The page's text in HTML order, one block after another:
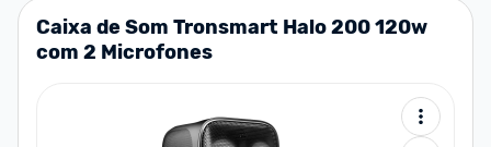
Caixa de Som Tronsmart Halo 200 120w
com 2 Microfones